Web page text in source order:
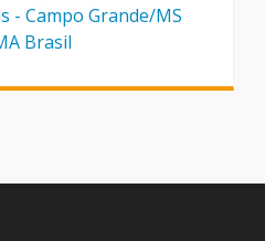
- Campo Grande/MS
Brasil